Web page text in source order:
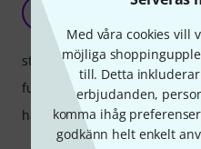
Med våra cookies vill
möjliga
till. Detta
erbjudanden,
komma ihåg
godkänn helt enkelt
stabilitet
funktion
hantverkskvalitet